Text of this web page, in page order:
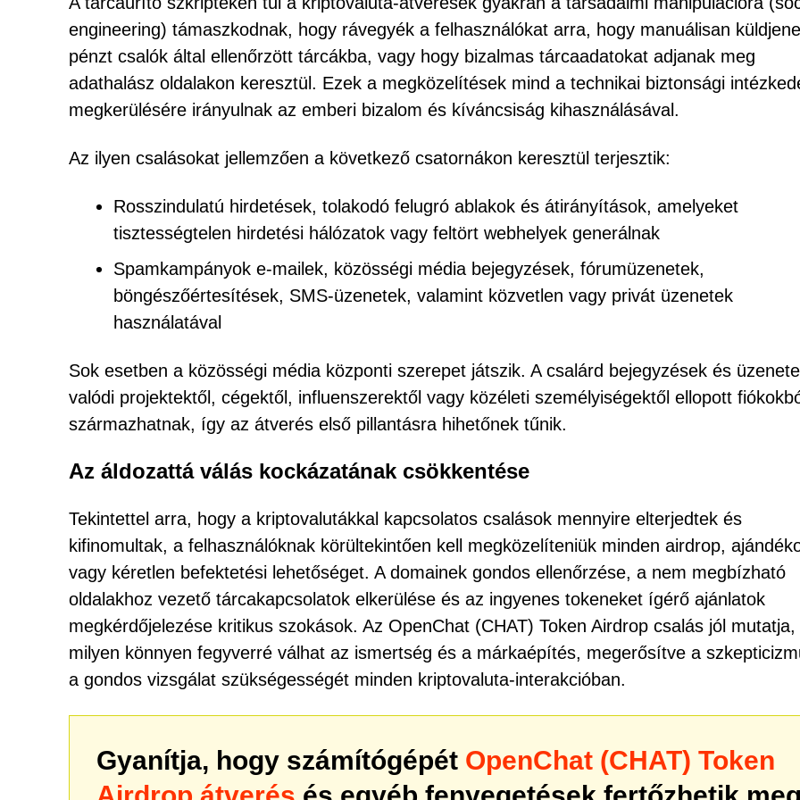
engineering) támaszkodnak, hogy rávegyék a felhasználókat arra, hogy manuálisan
pénzt csalók által ellenőrzött tárcákba, vagy hogy bizalmas tárcaadatokat adjanak meg
adathalász oldalakon keresztül. Ezek a megközelítések mind a technikai biztonsági
megkerülésére irányulnak az emberi bizalom és kíváncsiság kihasználásával.
Az ilyen csalásokat jellemzően a következő csatornákon keresztül terjesztik:
Rosszindulatú hirdetések, tolakodó felugró ablakok és átirányítások, amelyeket
tisztességtelen hirdetési hálózatok vagy feltört webhelyek generálnak
Spamkampányok e-mailek, közösségi média bejegyzések, fórumüzenetek,
böngészőértesítések, SMS-üzenetek, valamint közvetlen vagy privát üzenetek
használatával
Sok esetben a közösségi média központi szerepet játszik. A csalárd bejegyzések és
valódi projektektől, cégektől, influenszerektől vagy közéleti személyiségektől ellopott
származhatnak, így az átverés első pillantásra hihetőnek tűnik.
Az áldozattá válás kockázatának csökkentése
Tekintettel arra, hogy a kriptovalutákkal kapcsolatos csalások mennyire elterjedtek és
kifinomultak, a felhasználóknak körültekintően kell megközelíteniük minden airdrop,
vagy kéretlen befektetési lehetőséget. A domainek gondos ellenőrzése, a nem megbízható
oldalakhoz vezető tárcakapcsolatok elkerülése és az ingyenes tokeneket ígérő ajánlatok
megkérdőjelezése kritikus szokások. Az OpenChat (CHAT) Token Airdrop csalás jól
milyen könnyen fegyverré válhat az ismertség és a márkaépítés, megerősítve a
a gondos vizsgálat szükségességét minden kriptovaluta-interakcióban.
Gyanítja, hogy számítógépét OpenChat (CHAT) Token